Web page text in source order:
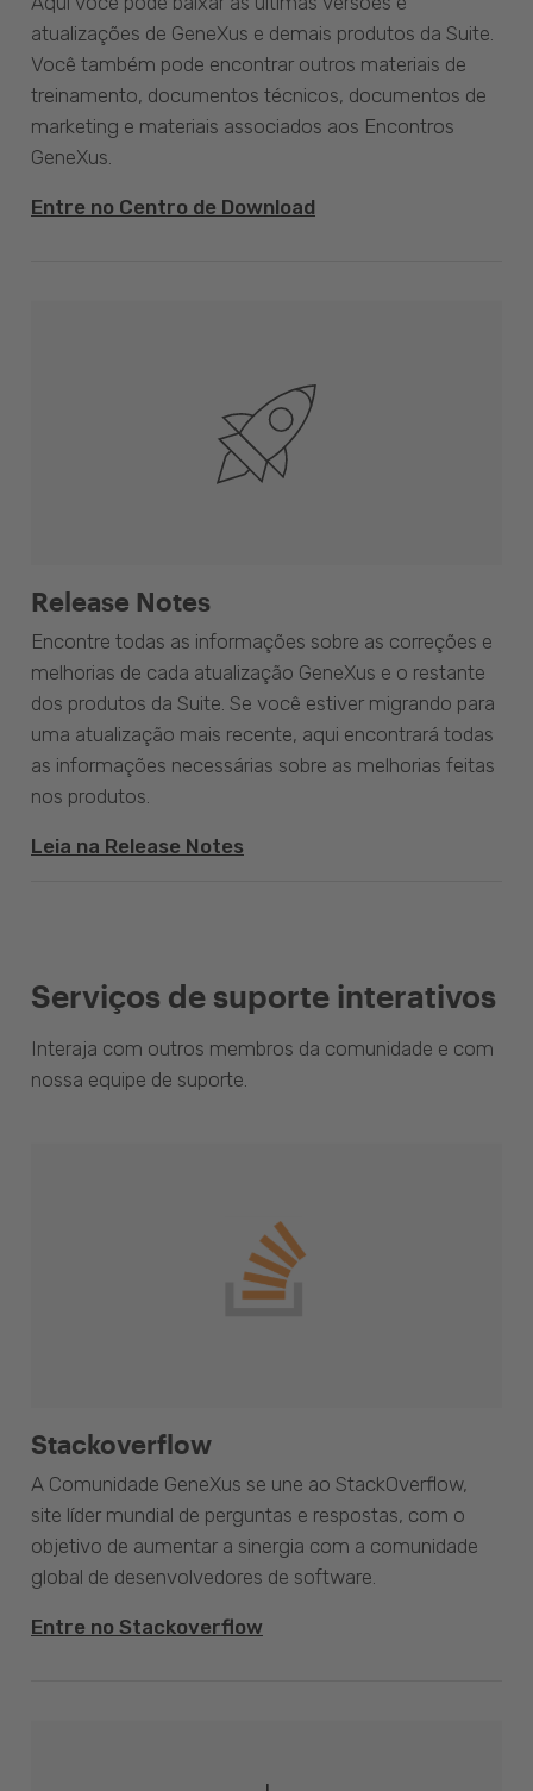
atualizações de GeneXus e demais produtos da Suite.
Você também pode encontrar outros materiais de
treinamento, documentos técnicos, documentos de
marketing e materiais associados aos Encontros
GeneXus.
Entre no Centro de Download
Release Notes
Encontre todas as informações sobre as correções e
melhorias de cada atualização GeneXus e o restante
dos produtos da Suite. Se você estiver migrando para
uma atualização mais recente, aqui encontrará todas
as informações necessárias sobre as melhorias feitas
nos produtos.
Leia na Release Notes
Serviços de suporte interativos
Interaja com outros membros da comunidade e com
nossa equipe de suporte.
Stackoverflow
A Comunidade GeneXus se une ao StackOverflow,
site líder mundial de perguntas e respostas, com o
objetivo de aumentar a sinergia com a comunidade
global de desenvolvedores de software.
Entre no Stackoverflow